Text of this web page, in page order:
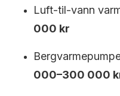
Luft-til-vann
000 kr
000–300 000